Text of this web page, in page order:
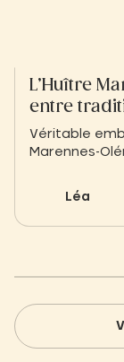
L’Huître
entre
Véritable
Marennes-
affinage en
texture et un
invitation à
Léa